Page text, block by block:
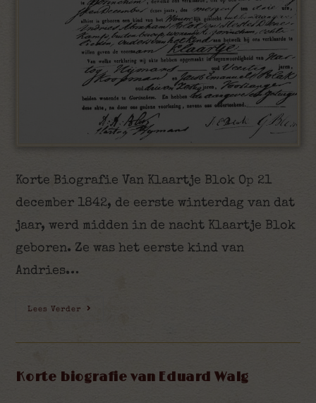
Korte Biografie Van Klaartje Blok Op 21
december 1842, de eerste winterdag van dat
jaar, werd midden in de nacht Klaartje Blok
geboren. Ze was het eerste kind van
Andries…
Lees Verder
Korte biografie van Eduard Walg